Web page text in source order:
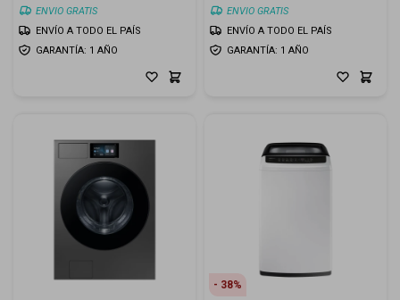
ENVIO GRATIS
GARANTÍA: 1 AÑO
ENVÍO A TODO EL PAÍS
ENVIO GRATIS
GARANTÍA: 1 AÑO
ENVÍO A TODO EL PAÍS
38